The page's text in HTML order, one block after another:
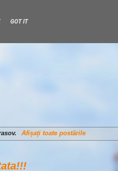
. Afișați toate postările
GOT IT